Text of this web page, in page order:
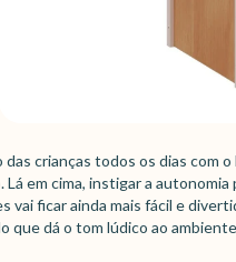
das crianças todos os dias com
Lá em cima, instigar a
vai ficar ainda mais fácil e
que dá o tom lúdico ao